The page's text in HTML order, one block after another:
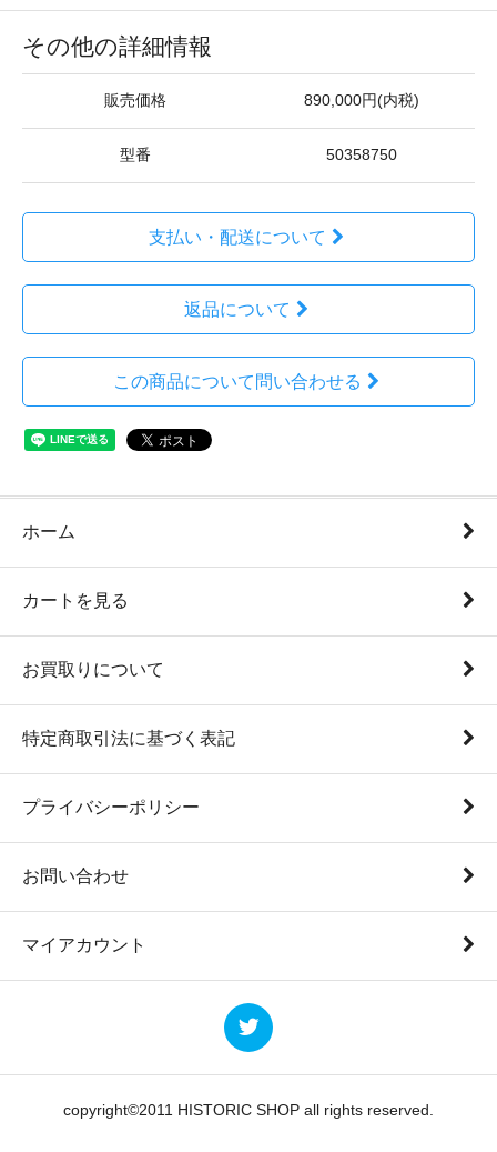
その他の詳細情報
販売価格 890,000円(内税)
型番 50358750
支払い・配送について
返品について
この商品について問い合わせる
ホーム
カートを見る
お買取りについて
特定商取引法に基づく表記
プライバシーポリシー
お問い合わせ
マイアカウント
copyright©2011 HISTORIC SHOP all rights reserved.